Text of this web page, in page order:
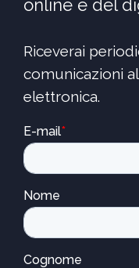
online e del
Riceverai
comunicazioni
elettronica.